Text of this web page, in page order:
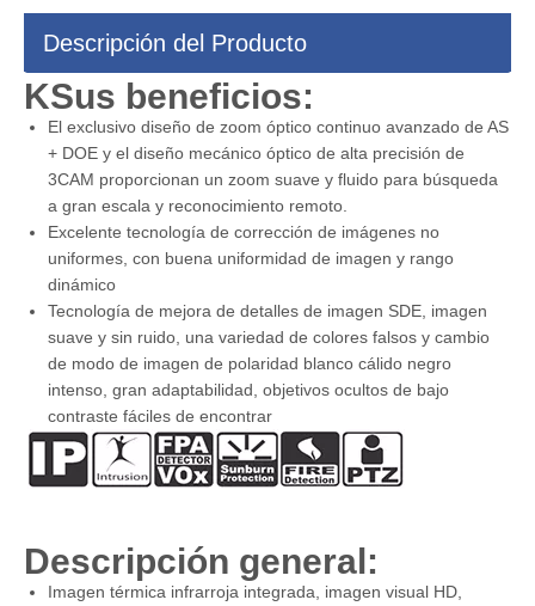
Descripción del Producto
KSus beneficios:
El exclusivo diseño de zoom óptico continuo avanzado de AS
+ DOE y el diseño mecánico óptico de alta precisión de
3CAM proporcionan un zoom suave y fluido para búsqueda
a gran escala y reconocimiento remoto.
Excelente tecnología de corrección de imágenes no
uniformes, con buena uniformidad de imagen y rango
dinámico
Tecnología de mejora de detalles de imagen SDE, imagen
suave y sin ruido, una variedad de colores falsos y cambio
de modo de imagen de polaridad blanco cálido negro
intenso, gran adaptabilidad, objetivos ocultos de bajo
contraste fáciles de encontrar
Descripción general:
Imagen térmica infrarroja integrada, imagen visual HD,